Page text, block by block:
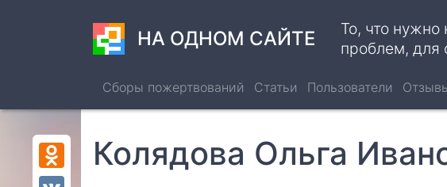
НА ОДНОМ САЙТЕ
То, что
проблем, для
Сборы пожертвований Статьи Пользователи
Колядова Ольга
Odnoklassniki